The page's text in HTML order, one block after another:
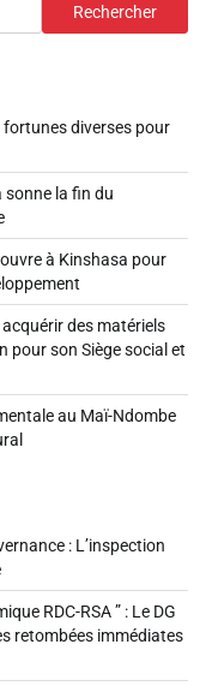
Rechercher
fortunes diverses pour
sonne la fin du
ouvre à Kinshasa pour
acquérir des matériels
pour son Siège social et
au Maï-Ndombe
: L’inspection
RDC-RSA ” : Le DG
retombées immédiates